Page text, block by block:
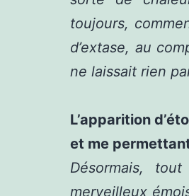
toujours,
d’extase, au
ne laissait rien
L’apparition
et me
Désormais,
merveilleux